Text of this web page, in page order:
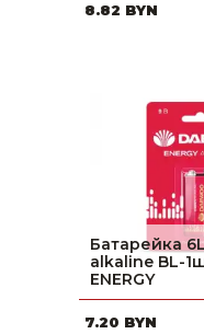
8.82 BYN
Батарейка
alkaline BL-
ENERGY
7.20 BYN